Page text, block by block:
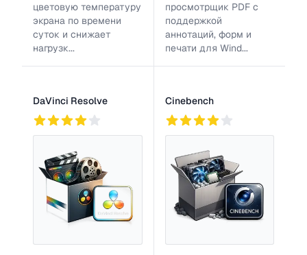
цветовую температуру
экрана по времени
суток и снижает
нагрузк...
просмотрщик PDF с
поддержкой
аннотаций, форм и
печати для Wind...
DaVinci Resolve Cinebench